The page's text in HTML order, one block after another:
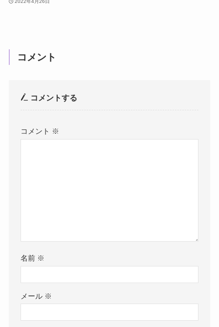
2022年4月26日
コメント
コメントする
コメント ※
名前 ※
メール ※